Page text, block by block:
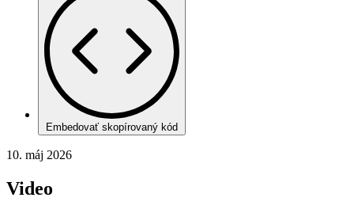
Embedovať skopírovaný kód
10. máj 2026
Video